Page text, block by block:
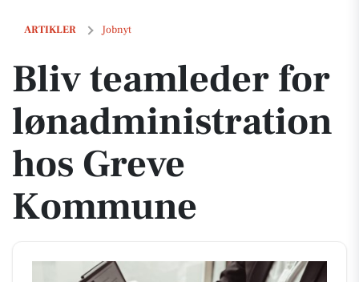
ARTIKLER Jobnyt
Bliv teamleder for lønadministration hos Greve Kommune
Bliv teamleder for
lønadministration
hos Greve
Kommune